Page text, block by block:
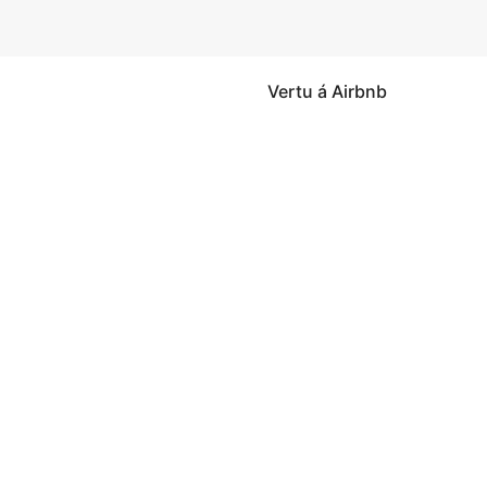
Vertu á Airbnb